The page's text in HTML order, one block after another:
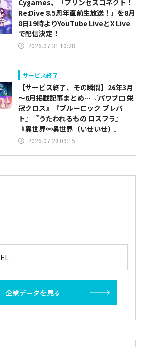
Cygames、「プリンセスコネクト！
Re:Dive 8.5周年直前生放送！」を8月
8日19時よりYouTube LiveとX Live
で配信決定！
2026.07.31 10:28
サービス終了
【サービス終了、その瞬間】26年3月
～6月掲載記事まとめ…『パワプロ 栄
冠クロス』『ブルーロック ブレバ
ト』『うたわれるもの ロスフラ』
『異世界∞異世界（いせいせ）』
2026.07.20 09:15
企業データを見る